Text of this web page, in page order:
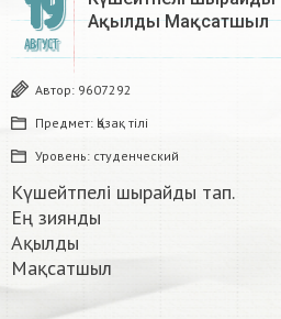
АВГУСТ
Ақылды Мақсатшыл ​
Автор: 9607292
Предмет: Қазақ тiлi
Уровень: студенческий
Күшейтпелі шырайды тап.
Ең зиянды
Ақылды
Мақсатшыл